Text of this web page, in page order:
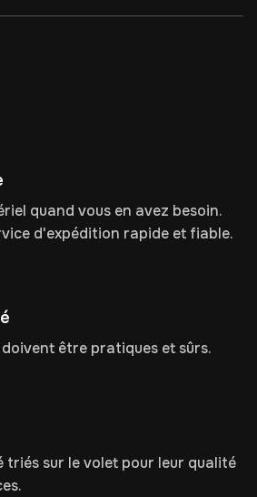
quand vous en avez besoin.
d'expédition rapide et fiable.
être pratiques et sûrs.
triés sur le volet pour leur qualité